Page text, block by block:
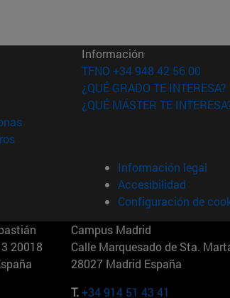
nueva ventana)
ventana)
en nueva ventana)
(abre en nueva ventana)
(abre en nueva ventana)
Información
TFNO +34 948 42 56 00
¿QUÉ GRADO TE INTERESA?
¿QUÉ MÁSTER TE
Información legal
Accesibilidad
Configuración de
20018
Campus Madrid
Calle Marquesado de Sta.
28027 Madrid España
T.+34 914 51 43 41